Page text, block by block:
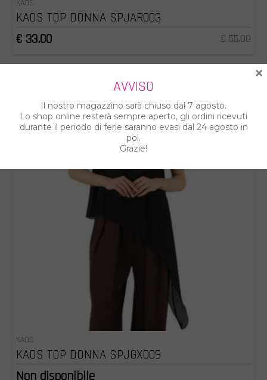
KAOS
KAOS TOP DONNA SPJAR003
€ 33.00
€ 55.00
KAOS
KAOS TOP DONNA SPJGX009
Non disponibile
AVVISO
Il nostro magazzino sarà chiuso dal 7 agosto.
Lo shop online resterà sempre aperto, gli ordini ricevuti
durante il periodo di ferie saranno evasi dal 24 agosto in
poi.
Grazie!
×